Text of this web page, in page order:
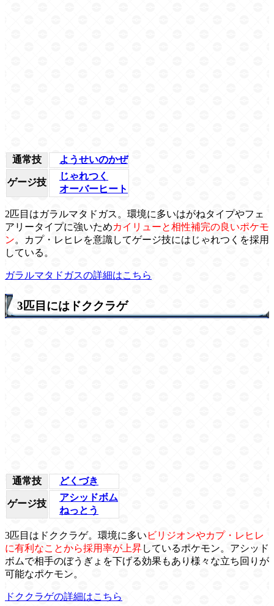
通常技 ようせいのかぜ
ゲージ技
じゃれつく
オーバーヒート
2匹目はガラルマタドガス。環境に多いはがねタイプやフェ
アリータイプに強いためカイリューと相性補完の良いポケモ
ン。カプ・レヒレを意識してゲージ技にはじゃれつくを採用
している。
ガラルマタドガスの詳細はこちら
3匹目にはドククラゲ
通常技 どくづき
ゲージ技
アシッドボム
ねっとう
3匹目はドククラゲ。環境に多い ビリジオンやカプ・レヒレ
に有利なことから採用率が上昇しているポケモン。アシッド
ボムで相手のぼうぎょを下げる効果もあり様々な立ち回りが
可能なポケモン。
ドククラゲの詳細はこちら